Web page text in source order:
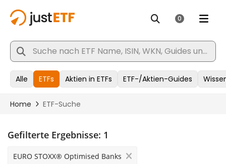
Gefilterte Ergebnisse: 1
EURO STOXX® Optimised Banks